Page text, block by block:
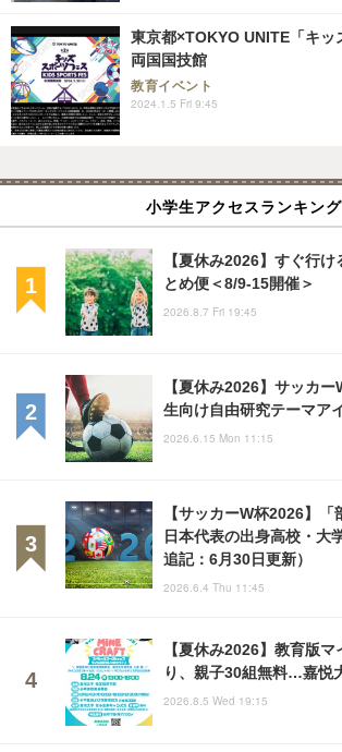
東京都×TOKYO UNITE「キッ
両国国技館
教育イベント
2024.1.5 Fri 9:45
小学生アクセスランキング
【夏休み2026】すぐ行け
とめ便＜8/9-15開催＞
2026.8.7 Fri 19:45
【夏休み2026】サッカ
生向け自由研究テーマア
2026.6.15 Mon 11:15
【サッカーW杯2026】
日本代表の出身高校・大
追記：6月30日更新）
2026.6.4 Thu 11:45
【夏休み2026】教育版マ
り、親子30組無料…嘉悦
2026.8.5 Wed 19:15